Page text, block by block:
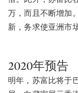
万，而且不断增加
新，务求使亚洲市
2020年预告
明年，苏富比将于